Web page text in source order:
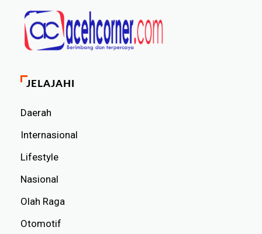
JELAJAHI
Daerah
Internasional
Lifestyle
Nasional
Olah Raga
Otomotif